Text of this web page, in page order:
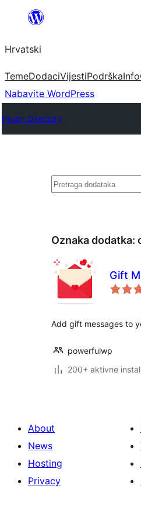
Skoči
sadržaja
Hrvatski
TemeDodaciVijestiPodrškaInfo
Nabavite WordPress
Plugin Directory
Pretraga
Oznaka dodatka:
Gift
Add gift messages to
powerfulwp
200+ aktivne
About
News
Hosting
Privacy